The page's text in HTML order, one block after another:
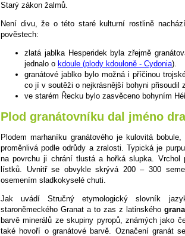
Starý zákon žalmů.
Není divu, že o této staré kulturní rostlině
pověstech:
zlatá jablka Hesperidek byla zřejmě
jednalo o kdoule (plody kdouloně - Cydonia).
granátové jablko bylo možná i příčinou
co jí v soutěži o nejkrásnější bohyni přisoudil
ve starém Řecku bylo zasvěceno bohyním
Plod granátovníku dal jméno
Plodem marhaníku granátového je kulovitá
proměnlivá podle odrůdy a zralosti. Typická je
na povrchu ji chrání tlustá a hořká slupka.
lístků. Uvnitř se obvykle skrývá 200 – 300
osemením sladkokyselé chuti.
Jak uvádí Stručný etymologický slovník
staroněmeckého Granat a to zas z latinského
barvě minerálů ze skupiny pyropů, známých jako
také hovoří o granátové barvě. Označení granát